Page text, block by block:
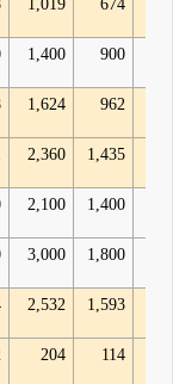
1,019 674
1,400 900
1,624 962
2,360 1,435
2,100 1,400
3,000 1,800
2,532 1,593
204 114